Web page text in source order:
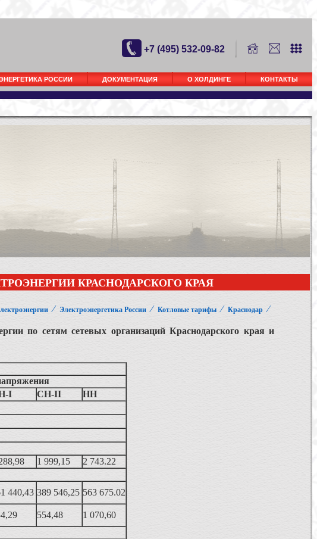
+7 (495) 532-09-82
РОССИИ ДОКУМЕНТАЦИЯ О ХОЛДИНГЕ КОНТАКТЫ
КРАСНОДАРСКОГО КРАЯ
⁄ Электроэнергетика России ⁄ Котловые тарифы ⁄ Краснодар ⁄
по сетям сетевых организацийКраснодарского края и
I СН-II
НН
1 999,15
2 743.22
440,43 389 546,25 563 675.02
554,48
1 070,60